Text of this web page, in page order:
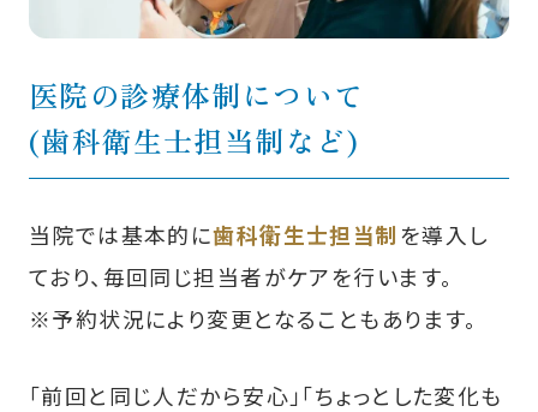
医院の診療体制について
(歯科衛生士担当制など)
当院では基本的に歯科衛生士担当制を導入し
ており、毎回同じ担当者がケアを行います。
※予約状況により変更となることもあります。
「前回と同じ人だから安心」「ちょっとした変化も